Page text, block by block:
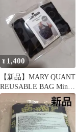
¥ 1,400
【新品】MARY QUANT
REUSABLE BAG Mini
エコバッグ